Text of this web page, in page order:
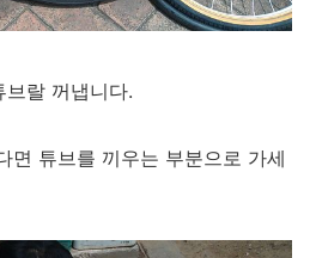
랄 꺼냅니다.
면 튜브를 끼우는 부분으로 가세